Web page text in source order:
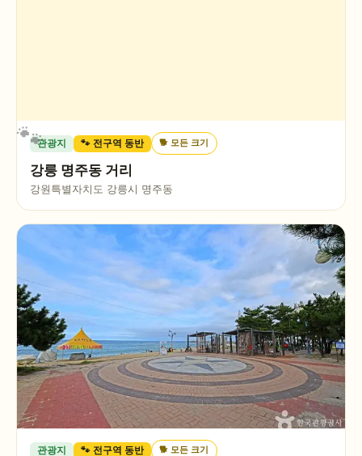
관광지 🐾 전구역 동반 🐕 모든 크기
강릉 명주동 거리
강원특별자치도 강릉시 명주동
관광지 🐾 전구역 동반 🐕모든 크기